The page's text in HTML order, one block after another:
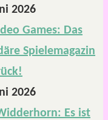
2026
Games: Das
Spielemagazin
2026
Es ist